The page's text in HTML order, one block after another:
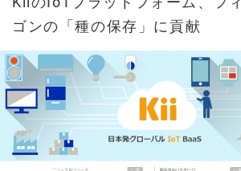
ゴンの「種の保存」に貢献